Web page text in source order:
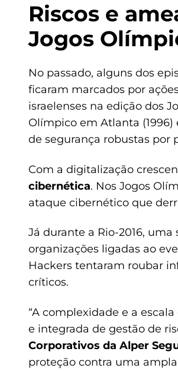
Riscos e
Jogos
No passado, alguns dos
ficaram marcados por
israelenses na edição dos
Olímpico em Atlanta
de segurança robustas por
Com a digitalização
cibernética. Nos Jogos
ataque cibernético que
Já durante a Rio-2016,
organizações ligadas ao
Hackers tentaram roubar
críticos.
“A complexidade e a
e integrada de gestão de
Corporativos da Alper
proteção contra uma